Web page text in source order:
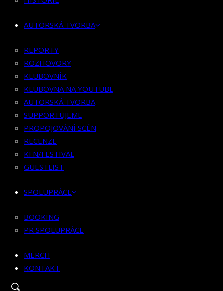
KLUBOVNA NA YOUTUBE
SUPPORTUJEME
PROPOJOVÁNÍ SCÉN
RECENZE
KFN/FESTIVAL
GUESTLIST
SPOLUPRÁCE
BOOKING
PR SPOLUPRÁCE
MERCH
AUTORSKÁ TVORBA
REPORTY
ROZHOVORY
KLUBOVNÍK
KLUBOVNA NA YOUTUBE
AUTORSKÁ TVORBA
SUPPORTUJEME
PROPOJOVÁNÍ SCÉN
RECENZE
KFN/FESTIVAL
GUESTLIST
SPOLUPRÁCE
BOOKING
PR SPOLUPRÁCE
MERCH
KONTAKT